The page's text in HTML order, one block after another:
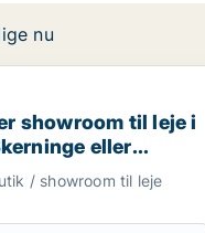
nu
til leje i
showroom til leje i
eller
/ showroom til leje